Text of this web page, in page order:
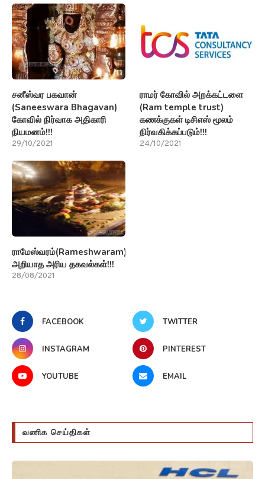
சனீஸ்வர பகவான்
(Saneeswara Bhagavan)
கோவில் நிர்வாக அதிகாரி
நியமனம்!!!
29/10/2021
ராமர் கோவில் அறக்கட்டளை
(Ram temple trust)
கணக்குகள் டிசிஎஸ் மூலம்
நிர்வகிக்கப்படும்!!!
24/10/2021
ராமேஸ்வரம்(Rameshwaram)பற்றி
அறியாத அரிய தகவல்கள்!!!
28/08/2021
FACEBOOK TWITTER
INSTAGRAM PINTEREST
YOUTUBE EMAIL
வணிக செய்திகள்